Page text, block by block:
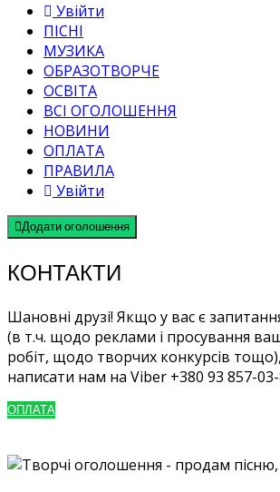
Увійти
ПІСНІ
МУЗИКА
ОБРАЗОТВОРЧЕ
ОСВІТА
ВСІ ОГОЛОШЕННЯ
НОВИНИ
ОПЛАТА
ПРАВИЛА
Увійти
Додати оголошення
КОНТАКТИ
Шановні друзі! Якщо у вас є
(в т.ч. щодо реклами і просування
робіт, щодо творчих конкурсів
написати нам на Viber +380 93 857-
ОПЛАТА